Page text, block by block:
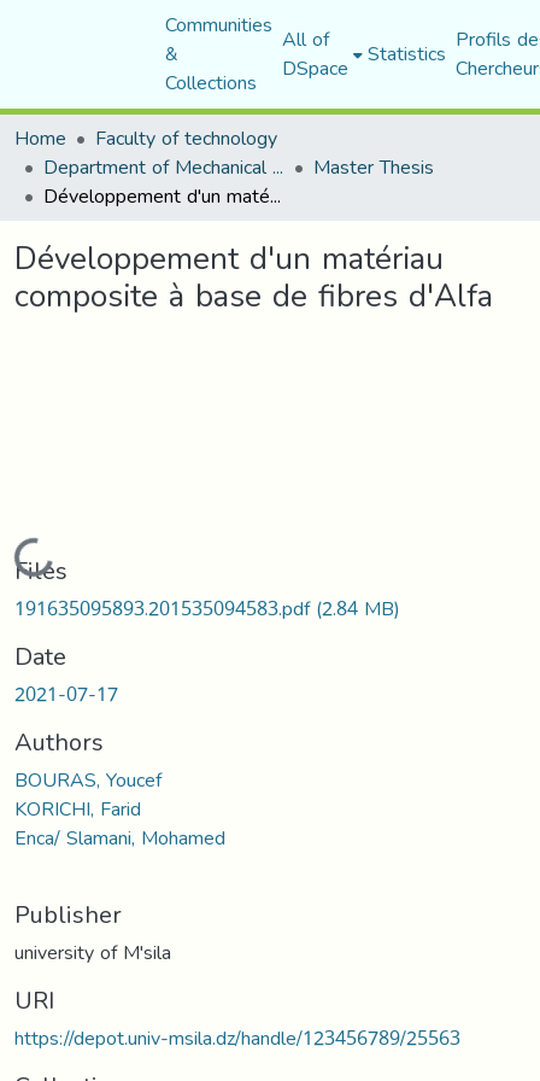
Communities
&
Collections
All of
DSpace Statistics Profils
Home
Faculty of technology
Department of Mechanical Engineering Master Thesis
Développement d'un matériau composite à base de fibres d'Alfa
Développement d'un matériau
composite à base de fibres d'Alfa
Loading...
Files
191635095893.201535094583.pdf(2.84 MB)
Date
2021-07-17
Authors
BOURAS, Youcef
KORICHI, Farid
Enca/ Slamani, Mohamed
Publisher
university of M'sila
URI
https://depot.univ-msila.dz/handle/123456789/25563